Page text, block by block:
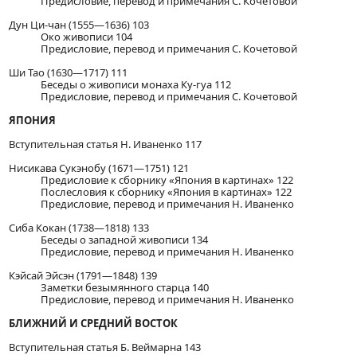
Дун Ци-чан (1555—1636) 103
Око живописи 104
Предисловие, перевод и примечания С. Кочетовой
Ши Тао (1630—1717) 111
Беседы о живописи монаха Ку-гуа 112
Предисловие, перевод и примечания С. Кочетовой
ЯПОНИЯ
Вступительная статья Н. Иваненко 117
Нисикава Сукэнобу (1671—1751) 121
Предисловие к сборнику «Япония в картинах» 122
Послесловия к сборнику «Япония в картинах» 122
Предисловие, перевод и примечания Н. Иваненко
Сиба Кокан (1738—1818) 133
Беседы о западной живописи 134
Предисловие, перевод и примечания Н. Иваненко
Кэйсай Эйсэн (1791—1848) 139
Заметки безымянного старца 140
Предисловие, перевод и примечания Н. Иваненко
БЛИЖНИЙ И СРЕДНИЙ ВОСТОК
Вступительная статья Б. Веймарна 143